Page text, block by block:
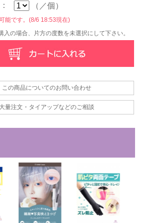
： （／個）
能です。(8/6 18:53現在)
の場合、片方の度数を未選択にして下さい。
この商品についてのお問い合わせ
大量注文・タイアップなどのご相談